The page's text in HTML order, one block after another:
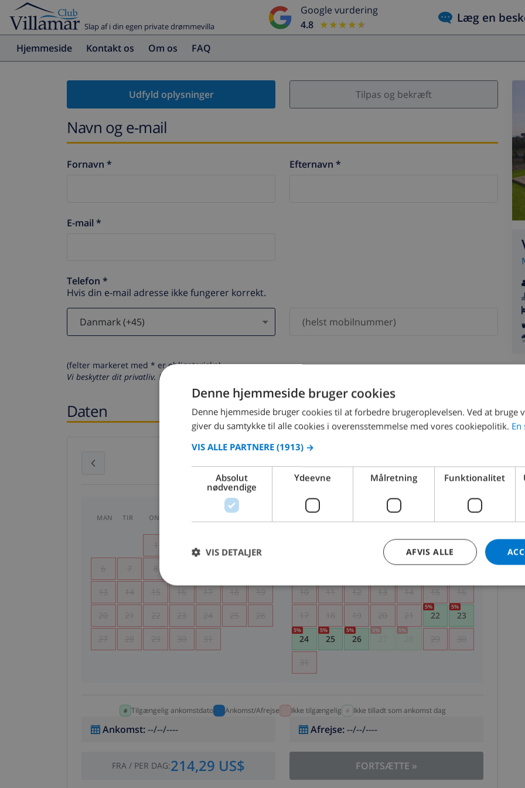
Slap af i din egen private drømmevilla
Google vurdering
4.8 ★★★★★
★★★★★ Læg en
Hjemmeside Kontakt os Om os FAQ
Udfyld oplysninger Tilpas og bekræft
Navn og e-mail
Fornavn * Efternavn *
E-mail *
Telefon *
Hvis din e-mail adresse ikke fungerer korrekt.
(felter markeret med * er obligatoriske)
Vi beskytter dit privatliv. Dine personlige oplysninger vil aldrig blive delt med andre.
Daten
juli 2026 august 2026
MAN TIR ONS
1
6 7 8
13 14 15 16 17 18 19
20 21 22 23 24 25 26
27 28 29 30 31
7 8 9
10 11 12 13 14 15 16
17 18 19 20 21 22
5%
23
5%
24
5%
25
5%
26
5% 5% 5%
29 30
31
Tilgængelig ankomstdato Ankomst/Afrejse Ikke tilgængelig Ikke tilladt som ankomst dag
Ankomst:--/--/---- Afrejse:--/--/----
FRA / PER DAG:214,29 US$ FORTSÆTTE »
Denne hjemmeside bruger cookies
Denne hjemmeside bruger cookies til at forbedre brugeroplevelsen. Ved at bruge
giver du samtykke til alle cookies i overensstemmelse med vores cookiepolitik. En
VIS ALLE PARTNERE (1913) →
Absolut
nødvendige
Ydeevne Målretning Funktionalitet
AFVIS ALLE
VIS DETALJER